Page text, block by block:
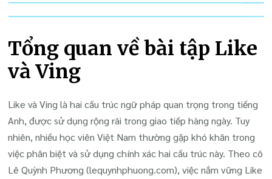
Tổng quan về bài tập Like
và Ving
Like và Ving là hai cấu trúc ngữ pháp quan trọng trong tiếng
Anh, được sử dụng rộng rãi trong giao tiếp hàng ngày. Tuy
nhiên, nhiều học viên Việt Nam thường gặp khó khăn trong
việc phân biệt và sử dụng chính xác hai cấu trúc này. Theo cô
Lê Quỳnh Phương (lequynhphuong.com), việc nắm vững Like